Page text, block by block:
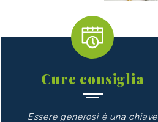
Cure consiglia
Essere generosi è una chiave